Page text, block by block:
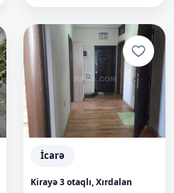
İcarə
Kirayə 3 otaqlı, Xırdalan